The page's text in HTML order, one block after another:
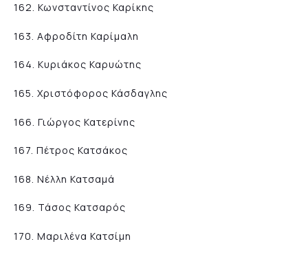
162. Κωνσταντίνος Καρίκης
163. Αφροδίτη Καρίμαλη
164. Κυριάκος Καρυώτης
165. Χριστόφορος Κάσδαγλης
166. Γιώργος Κατερίνης
167. Πέτρος Κατσάκος
168. Νέλλη Κατσαμά
169. Τάσος Κατσαρός
170. Μαριλένα Κατσίμη